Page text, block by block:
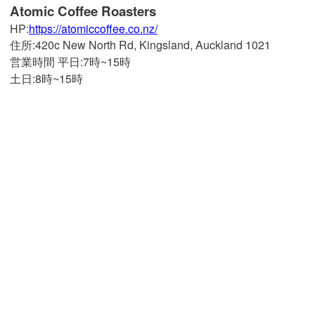
Atomic Coffee Roasters
HP:https://atomiccoffee.co.nz/
住所:420c New North Rd, Kingsland, Auckland 1021
営業時間 平日:7時~15時
土日:8時~15時